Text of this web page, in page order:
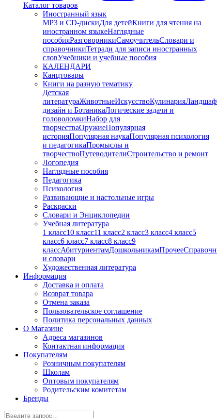
Каталог товаров
Иностранный язык
MP3 и CD-дискиДля детейКниги для чтения на
иностранном языкеНаглядные
пособияРазговорникиСамоучительСловари и
справочникиТетради для записи иностранных
словУчебники и учебные пособия
КАЛЕНДАРИ
Канцтовары
Книги на разную тематику
Детская
литератураЖивотныеИскусствоКулинария
дизайн и БотаникаЛогические задачи и
головоломкиНабор для
творчестваОружиеПопулярная
историяПопулярная наукаПопулярная психология
и педагогикаПромыслы и
творчествоПутеводителиСтроительство и ремонт
Логопедия
Наглядные пособия
Педагогика
Психология
Развивающие и настольные игры
Раскраски
Словари и Энциклопедии
Учебная литература
1 класс10 класс11 класс2 класс3 класс4 класс5
класс6 класс7 класс8 класс9
классАбитуриентамДошкольникамПрочее
и словари
Художественная литература
Информация
Доставка и оплата
Возврат товара
Отмена заказа
Пользовательское соглашение
Политика персональных данных
О Магазине
Адреса магазинов
Контактная информация
Покупателям
Розничным покупателям
Школам
Оптовым покупателям
Родительским комитетам
Бренды